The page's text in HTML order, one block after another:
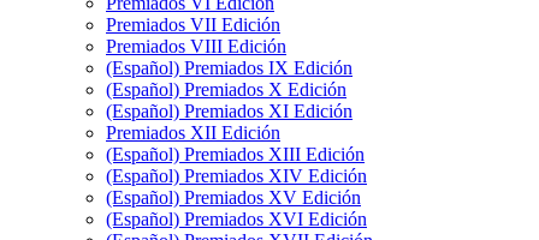
Premiados VII Edición
Premiados VIII Edición
(Español) Premiados IX Edición
(Español) Premiados X Edición
(Español) Premiados XI Edición
Premiados XII Edición
(Español) Premiados XIII Edición
(Español) Premiados XIV Edición
(Español) Premiados XV Edición
(Español) Premiados XVI Edición